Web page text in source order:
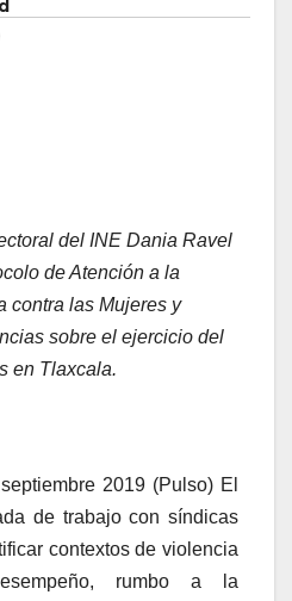
del INE Dania Ravel
de Atención a la
contra las Mujeres y
sobre el ejercicio del
en Tlaxcala.
2019 (Pulso) El
de trabajo con síndicas
contextos de violencia
rumbo a la